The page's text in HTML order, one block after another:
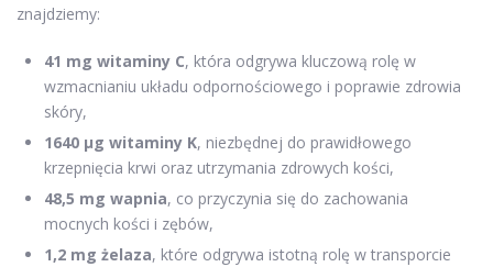
znajdziemy:
41 mg witaminy C, która odgrywa kluczową rolę w
wzmacnianiu układu odpornościowego i poprawie zdrowia
skóry,
1640 µg witaminy K, niezbędnej do prawidłowego
krzepnięcia krwi oraz utrzymania zdrowych kości,
48,5 mg wapnia, co przyczynia się do zachowania
mocnych kości i zębów,
1,2 mg żelaza, które odgrywa istotną rolę w transporcie